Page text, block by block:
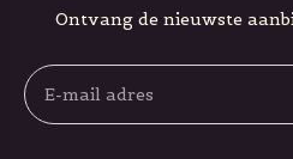
Ontvang de nieuwste